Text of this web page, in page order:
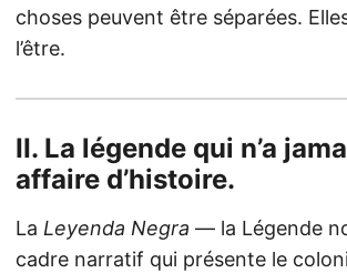
choses peuvent être séparées.
l’être.
II. La légende qui n’a
affaire d’histoire.
La Leyenda Negra — la Légende
cadre narratif qui présente le